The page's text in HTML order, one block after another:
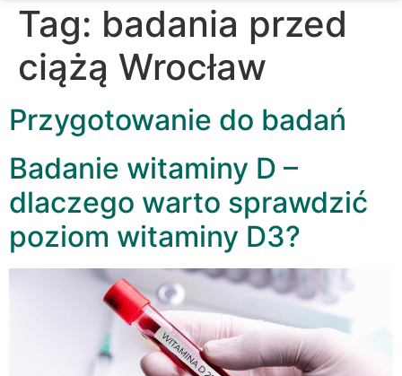
Tag: badania przed
ciążą Wrocław
Przygotowanie do badań
Badanie witaminy D –
dlaczego warto sprawdzić
poziom witaminy D3?